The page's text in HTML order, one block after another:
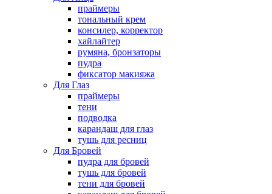
праймеры
тональный крем
консилер, корректор
хайлайтер
румяна, бронзаторы
пудра
фиксатор макияжа
Для Глаз
праймеры
тени
подводка
карандаш для глаз
тушь для ресниц
Для Бровей
пудра для бровей
тушь для бровей
тени для бровей